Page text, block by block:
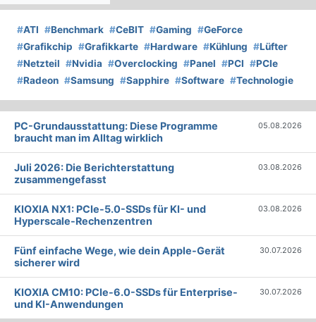
#ATI #Benchmark #CeBIT #Gaming #GeForce
#Grafikchip #Grafikkarte #Hardware #Kühlung #Lüfter
#Netzteil #Nvidia #Overclocking #Panel #PCI #PCIe
#Radeon #Samsung #Sapphire #Software #Technologie
PC-Grundausstattung: Diese Programme
braucht man im Alltag wirklich
05.08.2026
Juli 2026: Die Bericht­erstattung
zusammengefasst
03.08.2026
KIOXIA NX1: PCIe-5.0-SSDs für KI- und
Hyperscale-Rechenzentren
03.08.2026
Fünf einfache Wege, wie dein Apple-Gerät
sicherer wird
30.07.2026
KIOXIA CM10: PCIe-6.0-SSDs für Enterprise-
und KI-Anwendungen
30.07.2026